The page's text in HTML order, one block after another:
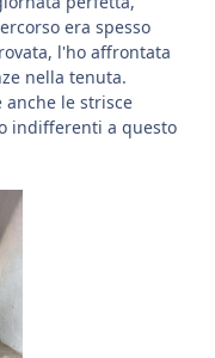
era spesso
l'ho affrontata
nella tenuta.
anche le strisce
indifferenti a questo